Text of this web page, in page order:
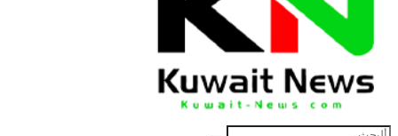
NE
News Elementor